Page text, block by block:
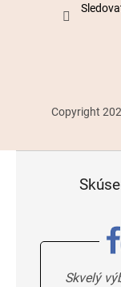
Copyright
Skvelý